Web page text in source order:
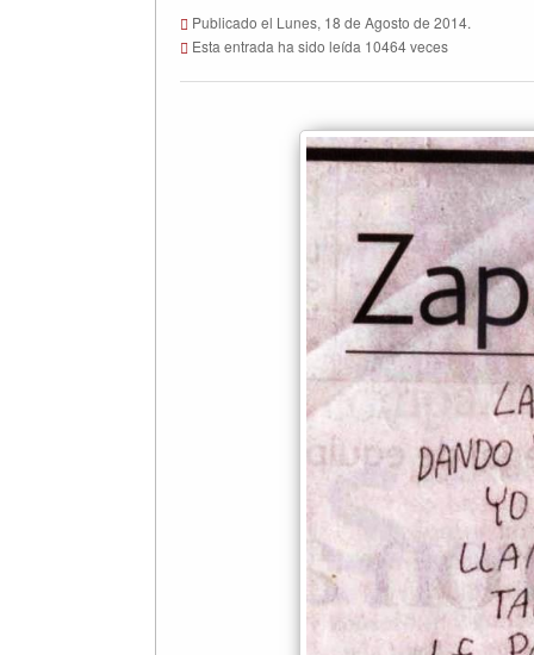
Publicado el Lunes, 18 de Agosto de 2014.
Esta entrada ha sido leída 10464 veces